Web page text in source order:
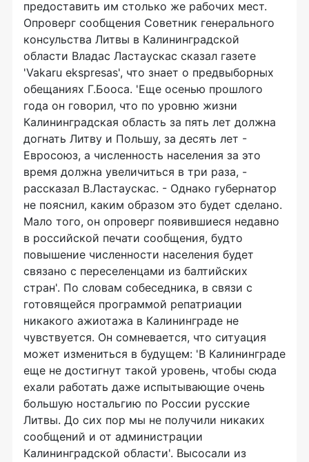
предоставить им столько же рабочих мест.
Опроверг сообщения Советник генерального
консульства Литвы в Калининградской
области Владас Ластаускас сказал газете
'Vakaru ekspresas', что знает о предвыборных
обещаниях Г.Бооса. 'Еще осенью прошлого
года он говорил, что по уровню жизни
Калининградская область за пять лет должна
догнать Литву и Польшу, за десять лет -
Евросоюз, а численность населения за это
время должна увеличиться в три раза, -
рассказал В.Ластаускас. - Однако губернатор
не пояснил, каким образом это будет сделано.
Мало того, он опроверг появившиеся недавно
в российской печати сообщения, будто
повышение численности населения будет
связано с переселенцами из балтийских
стран'. По словам собеседника, в связи с
готовящейся программой репатриации
никакого ажиотажа в Калининграде не
чувствуется. Он сомневается, что ситуация
может измениться в будущем: 'В Калининграде
еще не достигнут такой уровень, чтобы сюда
ехали работать даже испытывающие очень
большую ностальгию по России русские
Литвы. До сих пор мы не получили никаких
сообщений и от администрации
Калининградской области'. Высосали из